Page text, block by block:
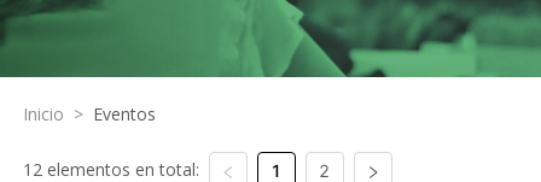
Inicio > Eventos
12 elementos en total: 1 2